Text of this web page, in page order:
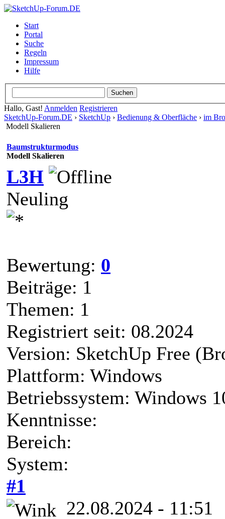
Start
Portal
Suche
Regeln
Impressum
Hilfe
Hallo, Gast! Anmelden Registrieren
SketchUp-Forum.DE › SketchUp › Bedienung & Oberfläche › im
Modell Skalieren
Baumstrukturmodus
Modell Skalieren
L3H
Neuling
Bewertung: 0
Beiträge: 1
Themen: 1
Registriert seit: 08.2024
Version: SketchUp Free
Plattform: Windows
Betriebssystem: Windows
Kenntnisse:
Bereich:
System:
#1
22.08.2024 - 11:51